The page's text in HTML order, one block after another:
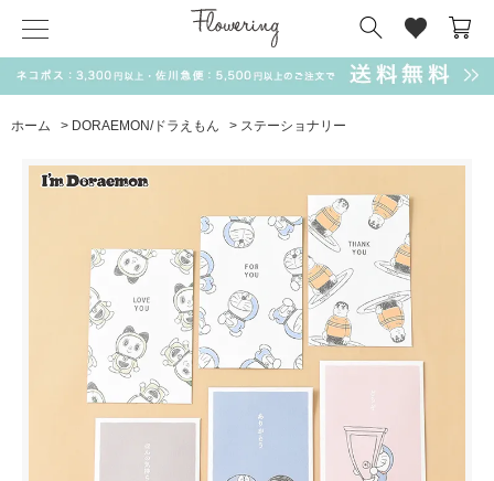
ホーム > DORAEMON/ドラえもん > ステーショナリー
気化冷却スカーフ matsui サンリオ キーポーチ
MAGUFIT チャーム ドラえもん
SALE